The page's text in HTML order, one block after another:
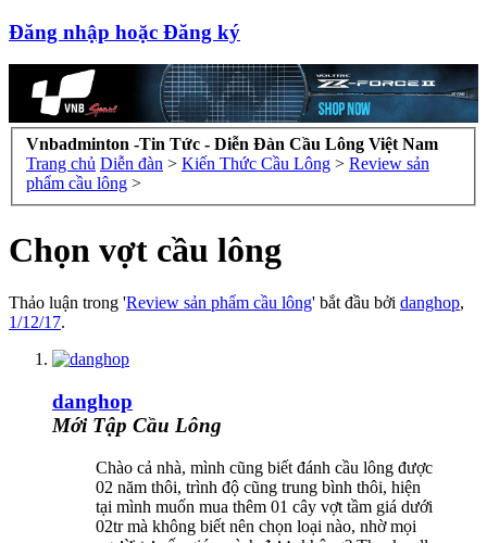
Đăng nhập hoặc Đăng ký
Vnbadminton -Tin Tức - Diễn Đàn Cầu Lông Việt Nam
Trang chủ Diễn đàn > Kiến Thức Cầu Lông > Review sản
phẩm cầu lông >
Chọn vợt cầu lông
Thảo luận trong 'Review sản phẩm cầu lông' bắt đầu bởi danghop,
1/12/17.
danghop
Mới Tập Cầu Lông
Chào cả nhà, mình cũng biết đánh cầu lông được
02 năm thôi, trình độ cũng trung bình thôi, hiện
tại mình muốn mua thêm 01 cây vợt tầm giá dưới
02tr mà không biết nên chọn loại nào, nhờ mọi